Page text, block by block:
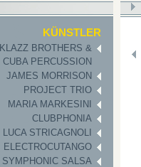
KÜNSTLER
KLAZZ BROTHERS &
CUBA PERCUSSION
JAMES MORRISON
PROJECT TRIO
MARIA MARKESINI
CLUBPHONIA
LUCA STRICAGNOLI
ELECTROCUTANGO
SYMPHONIC SALSA